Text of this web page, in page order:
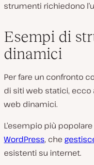
strumenti richiedono
Esempi di
dinamici
Per fare un confronto
di siti web statici,
web dinamici.
L’esempio più
WordPress, che
esistenti su internet.